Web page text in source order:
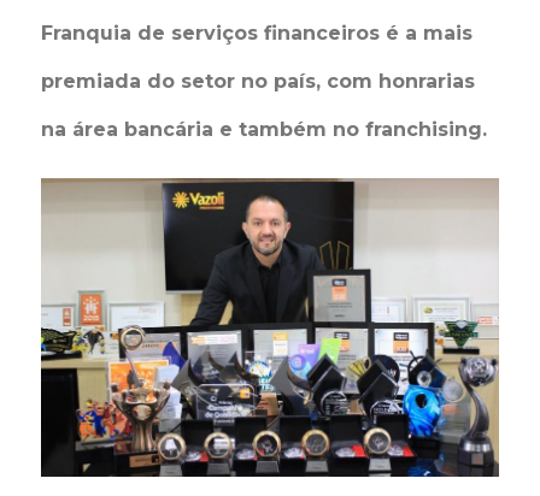
Franquia de serviços financeiros é a mais
premiada do setor no país, com honrarias
na área bancária e também no franchising.